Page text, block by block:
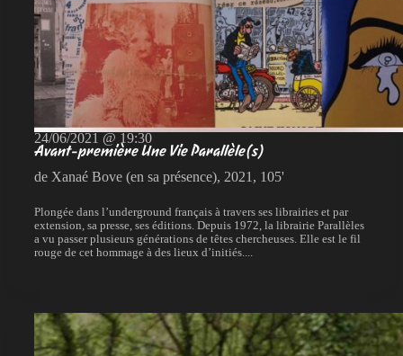
24/06/2021 @ 19:30
Avant-première Une Vie Parallèle(s)
de Xanaé Bove (en sa présence), 2021, 105'
Plongée dans l’underground français à travers ses librairies et par
extension, sa presse, ses éditions. Depuis 1972, la librairie Parallèles
a vu passer plusieurs générations de têtes chercheuses. Elle est le fil
rouge de cet hommage à des lieux d’initiés....